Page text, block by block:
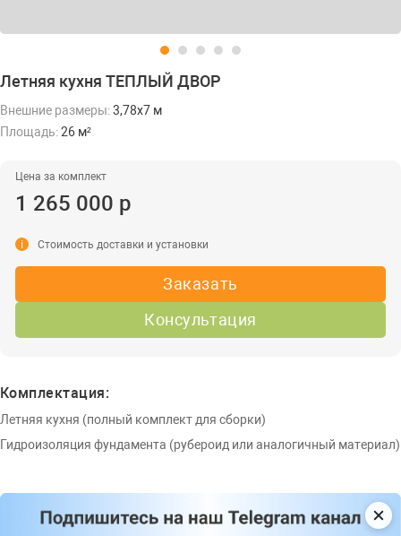
Летняя кухня ТЕПЛЫЙ ДВОР
Внешние размеры:3,78х7 м
Площадь:26 м²
Цена за комплект
1 265 000 р
Заказать
Консультация
i Стоимость доставки и установки
Комплектация:
Летняя кухня (полный комплект для сборки)
Гидроизоляция фундамента (рубероид или аналогичный материал)